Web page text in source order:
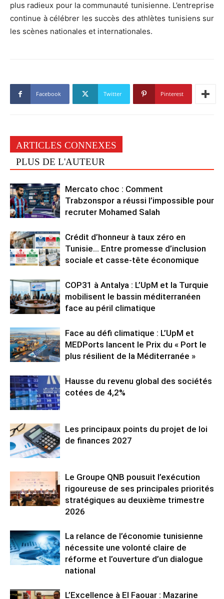
plus radieux pour la communauté tunisienne. L’entreprise
continue à célébrer les succès des athlètes tunisiens sur
les scènes nationales et internationales.
Facebook Twitter Pinterest
ARTICLES CONNEXES
PLUS DE L'AUTEUR
Mercato choc : Comment
Trabzonspor a réussi l’impossible pour
recruter Mohamed Salah
Crédit d’honneur à taux zéro en
Tunisie… Entre promesse d’inclusion
sociale et casse-tête économique
COP31 à Antalya : L’UpM et la Turquie
mobilisent le bassin méditerranéen
face au péril climatique
Face au défi climatique : L’UpM et
MEDPorts lancent le Prix du « Port le
plus résilient de la Méditerranée »
Hausse du revenu global des sociétés
cotées de 4,2%
Les principaux points du projet de loi
de finances 2027
Le Groupe QNB pousuit l’exécution
rigoureuse de ses principales priorités
stratégiques au deuxième trimestre
2026
La relance de l’économie tunisienne
nécessite une volonté claire de
réforme et l’ouverture d’un dialogue
national
L’Excellence à El Faouar : Mazarine